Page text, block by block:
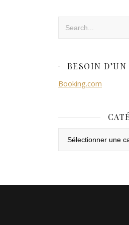
BESOIN
Booking.com